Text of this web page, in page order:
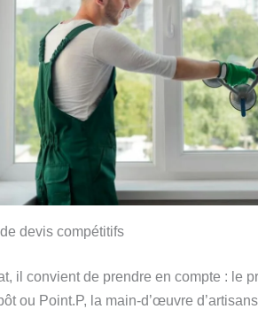
devis compétitifs
il convient de prendre en compte : le
ou Point.P, la main-d’œuvre